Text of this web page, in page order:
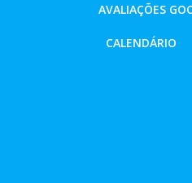
AVALIAÇÕES
CALENDÁRIO